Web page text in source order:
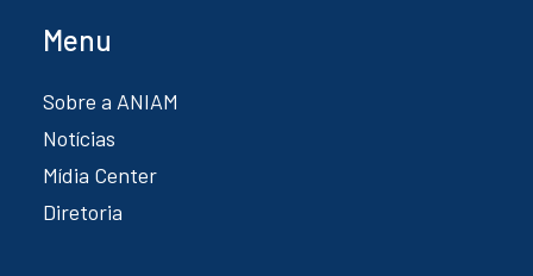
Menu
Sobre a ANIAM
Notícias
Mídia Center
Diretoria